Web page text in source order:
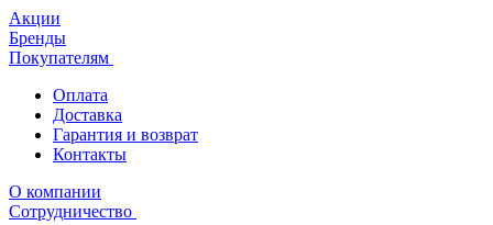
Акции
Бренды
Покупателям
Оплата
Доставка
Гарантия и возврат
Контакты
О компании
Сотрудничество